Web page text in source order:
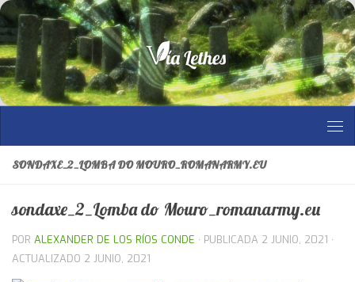
Saltar al contenido
SONDAXE_2_LOMBA DO MOURO_ROMANARMY.EU
sondaxe_2_Lomba do Mouro_romanarmy.eu
POR ALEXANDER DE LOS RÍOS CONDE · PUBLICADA 2 JUNIO, 2021 ·
ACTUALIZADO 2 JUNIO, 2021